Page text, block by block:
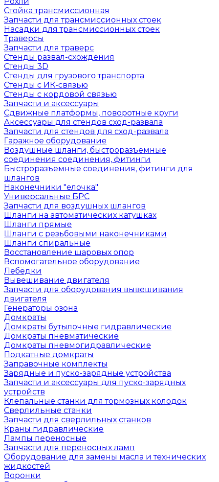
Стойка трансмиссионная
Запчасти для трансмиссионных стоек
Насадки для трансмиссионных стоек
Траверсы
Запчасти для траверс
Стенды развал-схождения
Стенды 3D
Стенды для грузового транспорта
Стенды с ИК-связью
Стенды с кордовой связью
Запчасти и аксессуары
Сдвижные платформы, поворотные круги
Аксессуары для стендов сход-развала
Запчасти для стендов для сход-развала
Гаражное оборудование
Воздушные шланги, быстроразъемные
соединения соединения, фитинги
Быстроразъемные соединения, фитинги для
шлангов
Наконечники "елочка"
Универсальные БРС
Запчасти для воздушных шлангов
Шланги на автоматических катушках
Шланги прямые
Шланги с резьбовыми наконечниками
Шланги спиральные
Восстановление шаровых опор
Вспомогательное оборудование
Лебёдки
Вывешивание двигателя
Запчасти для оборудования вывешивания
двигателя
Генераторы озона
Домкраты
Домкраты бутылочные гидравлические
Домкраты пневматические
Домкраты пневмогидравлические
Подкатные домкраты
Заправочные комплекты
Зарядные и пуско-зарядные устройства
Запчасти и аксессуары для пуско-зарядных
устройств
Клепальные станки для тормозных колодок
Сверлильные станки
Запчасти для сверлильных станков
Краны гидравлические
Лампы переносные
Запчасти для переносных ламп
Оборудование для замены масла и технических
жидкостей
Воронки